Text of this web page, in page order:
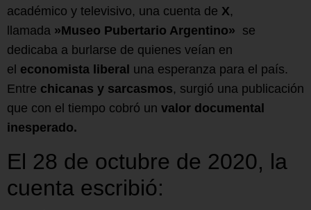
académico y televisivo, una cuenta de X,
llamada »Museo Pubertario Argentino» se
dedicaba a burlarse de quienes veían en
el economista liberal una esperanza para el país.
Entre chicanas y sarcasmos, surgió una publicación
que con el tiempo cobró un valor documental
inesperado.
El 28 de octubre de 2020, la
cuenta escribió: